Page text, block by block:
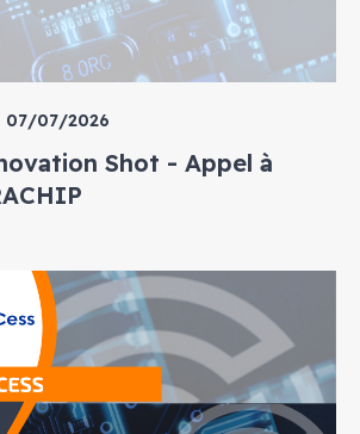
07/07/2026
Shot - Appel à